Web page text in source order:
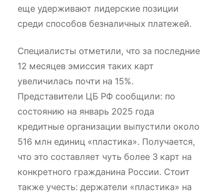
еще удерживают лидерские позиции
среди способов безналичных платежей.
Специалисты отметили, что за последние
12 месяцев эмиссия таких карт
увеличилась почти на 15%.
Представители ЦБ РФ сообщили: по
состоянию на январь 2025 года
кредитные организации выпустили около
516 млн единиц «пластика». Получается,
что это составляет чуть более 3 карт на
конкретного гражданина России. Стоит
также учесть: держатели «пластика» на